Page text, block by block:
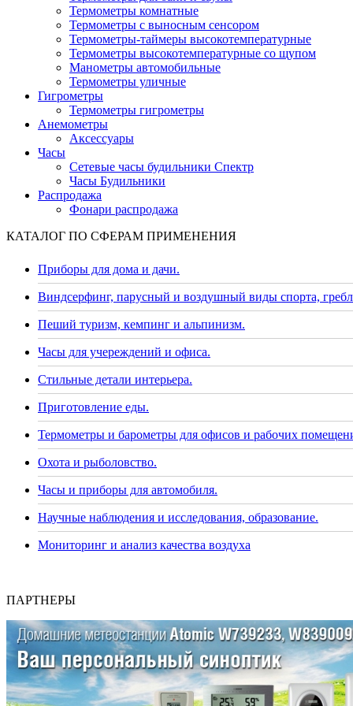
Термометры комнатные
Термометры с выносным сенсором
Термометры-таймеры высокотемпературные
Термометры высокотемпературные со щупом
Манометры автомобильные
Термометры уличные
Гигрометры
Термометры гигрометры
Анемометры
Аксессуары
Часы
Сетевые часы будильники Спектр
Часы Будильники
Распродажа
Фонари распродажа
КАТАЛОГ ПО СФЕРАМ ПРИМЕНЕНИЯ
Приборы для дома и дачи.
Виндсерфинг, парусный и воздушный виды спорта,
Пеший туризм, кемпинг и альпинизм.
Часы для учереждений и офиса.
Стильные детали интерьера.
Приготовление еды.
Термометры и барометры для офисов и рабочих
Охота и рыболовство.
Часы и приборы для автомобиля.
Научные наблюдения и исследования, образование.
Мониторинг и анализ качества воздуха
ПАРТНЕРЫ